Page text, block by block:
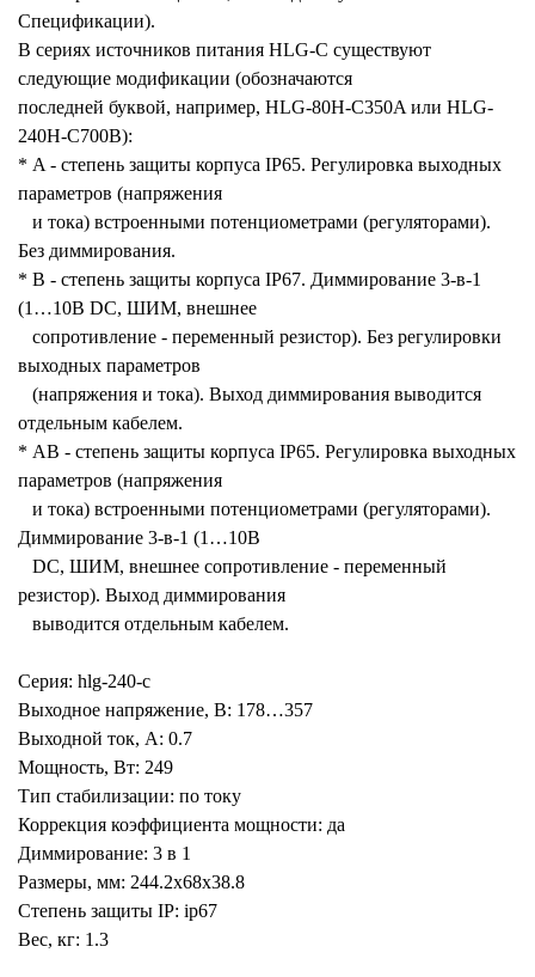
Спецификации).
В сериях источников питания HLG-C существуют
следующие модификации (обозначаются
последней буквой, например, HLG-80H-С350A или HLG-
240H-С700B):
* A - степень защиты корпуса IP65. Регулировка выходных
параметров (напряжения
и тока) встроенными потенциометрами (регуляторами).
Без диммирования.
* B - степень защиты корпуса IP67. Диммирование 3-в-1
(1…10В DC, ШИМ, внешнее
сопротивление - переменный резистор). Без регулировки
выходных параметров
(напряжения и тока). Выход диммирования выводится
отдельным кабелем.
* AB - степень защиты корпуса IP65. Регулировка выходных
параметров (напряжения
и тока) встроенными потенциометрами (регуляторами).
Диммирование 3-в-1 (1…10В
DC, ШИМ, внешнее сопротивление - переменный
резистор). Выход диммирования
выводится отдельным кабелем.
Серия: hlg-240-c
Выходное напряжение, В: 178…357
Выходной ток, А: 0.7
Мощность, Вт: 249
Тип стабилизации: по току
Коррекция коэффициента мощности: да
Диммирование: 3 в 1
Размеры, мм: 244.2x68x38.8
Степень защиты IP: ip67
Вес, кг: 1.3